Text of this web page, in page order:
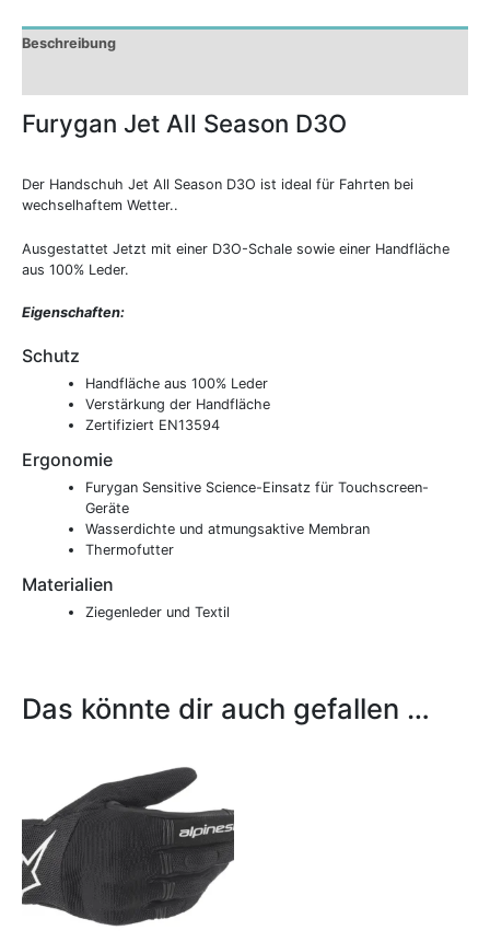
Beschreibung
Furygan Jet All Season D3O
Der Handschuh Jet All Season D3O ist ideal für Fahrten bei
wechselhaftem Wetter..
Ausgestattet Jetzt mit einer D3O-Schale sowie einer Handfläche
aus 100% Leder.
Eigenschaften:
Schutz
Handfläche aus 100% Leder
Verstärkung der Handfläche
Zertifiziert EN13594
Ergonomie
Furygan Sensitive Science-Einsatz für Touchscreen-
Geräte
Wasserdichte und atmungsaktive Membran
Thermofutter
Materialien
Ziegenleder und Textil
Das könnte dir auch gefallen …
mehrere
Varianten
auf.
Die
Optionen